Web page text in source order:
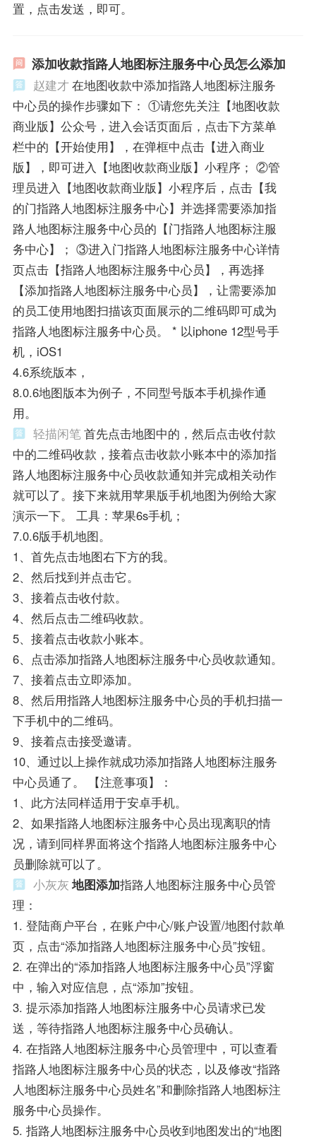
置，点击发送，即可。
添加收款指路人地图标注服务中心员怎么添加
赵建才在地图收款中添加指路人地图标注服务
中心员的操作步骤如下： ①请您先关注【地图收款
商业版】公众号，进入会话页面后，点击下方菜单
栏中的【开始使用】，在弹框中点击【进入商业
版】，即可进入【地图收款商业版】小程序； ②管
理员进入【地图收款商业版】小程序后，点击【我
的门指路人地图标注服务中心】并选择需要添加指
路人地图标注服务中心员的【门指路人地图标注服
务中心】； ③进入门指路人地图标注服务中心详情
页点击【指路人地图标注服务中心员】，再选择
【添加指路人地图标注服务中心员】，让需要添加
的员工使用地图扫描该页面展示的二维码即可成为
指路人地图标注服务中心员。 * 以iphone 12型号手
机，iOS1
4.6系统版本，
8.0.6地图版本为例子，不同型号版本手机操作通
用。
轻描闲笔首先点击地图中的，然后点击收付款
中的二维码收款，接着点击收款小账本中的添加指
路人地图标注服务中心员收款通知并完成相关动作
就可以了。接下来就用苹果版手机地图为例给大家
演示一下。 工具：苹果6s手机；
7.0.6版手机地图。
1、首先点击地图右下方的我。
2、然后找到并点击它。
3、接着点击收付款。
4、然后点击二维码收款。
5、接着点击收款小账本。
6、点击添加指路人地图标注服务中心员收款通知。
7、接着点击立即添加。
8、然后用指路人地图标注服务中心员的手机扫描一
下手机中的二维码。
9、接着点击接受邀请。
10、通过以上操作就成功添加指路人地图标注服务
中心员通了。 【注意事项】：
1、此方法同样适用于安卓手机。
2、如果指路人地图标注服务中心员出现离职的情
况，请到同样界面将这个指路人地图标注服务中心
员删除就可以了。
小灰灰 地图添加指路人地图标注服务中心员管
理：
1. 登陆商户平台，在账户中心/账户设置/地图付款单
页，点击“添加指路人地图标注服务中心员”按钮。
2. 在弹出的“添加指路人地图标注服务中心员”浮窗
中，输入对应信息，点“添加”按钮。
3. 提示添加指路人地图标注服务中心员请求已发
送，等待指路人地图标注服务中心员确认。
4. 在指路人地图标注服务中心员管理中，可以查看
指路人地图标注服务中心员的状态，以及修改“指路
人地图标注服务中心员姓名”和删除指路人地图标注
服务中心员操作。
5. 指路人地图标注服务中心员收到地图发出的“地图